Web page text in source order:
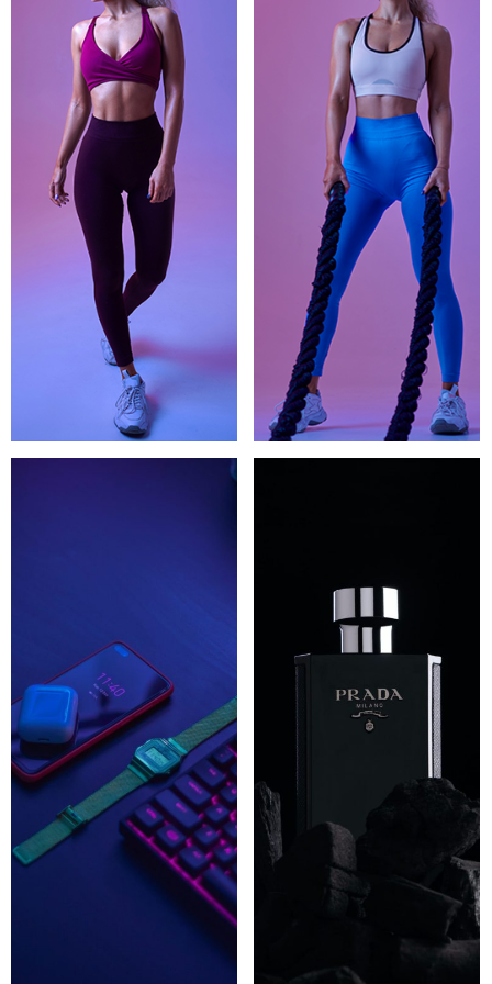
عنوان نمونه
کارها 1
نمونه کار خلاقانه
بیشتر بخوانید
عنوان نمونه
کارها 2
نمونه کار خلاقانه
بیشتر بخوانید
بیشتر بخوانید